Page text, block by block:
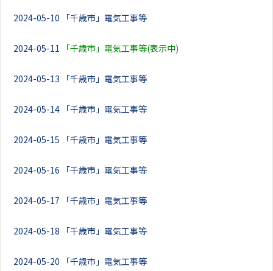
2024-05-10 「千歳市」電気工事等
2024-05-11 「千歳市」電気工事等(表示中)
2024-05-13 「千歳市」電気工事等
2024-05-14 「千歳市」電気工事等
2024-05-15 「千歳市」電気工事等
2024-05-16 「千歳市」電気工事等
2024-05-17 「千歳市」電気工事等
2024-05-18 「千歳市」電気工事等
2024-05-20 「千歳市」電気工事等